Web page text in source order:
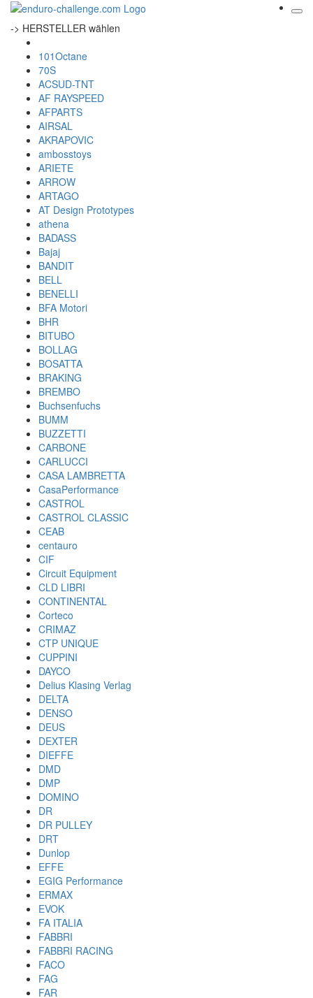
-> HERSTELLER wählen
101Octane
70S
ACSUD-TNT
AF RAYSPEED
AFPARTS
AIRSAL
AKRAPOVIC
ambosstoys
ARIETE
ARROW
ARTAGO
AT Design Prototypes
athena
BADASS
Bajaj
BANDIT
BELL
BENELLI
BFA Motori
BHR
BITUBO
BOLLAG
BOSATTA
BRAKING
BREMBO
Buchsenfuchs
BUMM
BUZZETTI
CARBONE
CARLUCCI
CASA LAMBRETTA
CasaPerformance
CASTROL
CASTROL CLASSIC
CEAB
centauro
CIF
Circuit Equipment
CLD LIBRI
CONTINENTAL
Corteco
CRIMAZ
CTP UNIQUE
CUPPINI
DAYCO
Delius Klasing Verlag
DELTA
DENSO
DEUS
DEXTER
DIEFFE
DMD
DMP
DOMINO
DR
DR PULLEY
DRT
Dunlop
EFFE
EGIG Performance
ERMAX
EVOK
FA ITALIA
FABBRI
FABBRI RACING
FACO
FAG
FAR